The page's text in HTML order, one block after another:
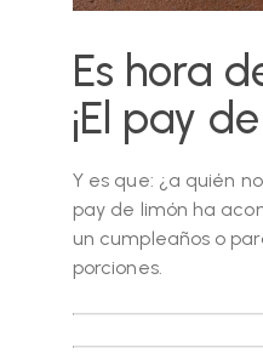
Es hora
¡El pay
Y es que: ¿a quién
pay de limón ha
un cumpleaños o
porciones.